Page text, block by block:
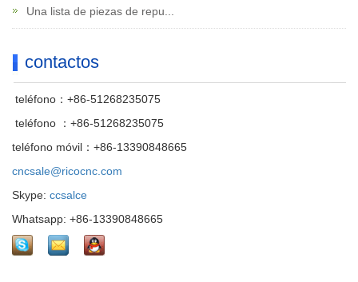
Una lista de piezas de repu...
contactos
teléfono：+86-51268235075
teléfono ：+86-51268235075
teléfono móvil：+86-13390848665
cncsale@ricocnc.com
Skype: ccsalce
Whatsapp: +86-13390848665